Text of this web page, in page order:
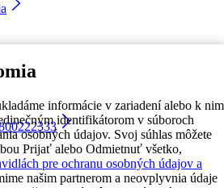
informácie v zariadení alebo k nim
identifikátorom v súboroch
osobných údajov. Svoj súhlas môžete
Prijať alebo Odmietnuť všetko,
pre ochranu osobných údajov a
našim partnerom a neovplyvnia údaje